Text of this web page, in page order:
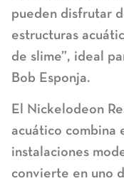
pueden disfrutar
estructuras
de slime”, ideal
Bob Esponja.
El Nickelodeon
acuático combina
instalaciones
convierte en uno